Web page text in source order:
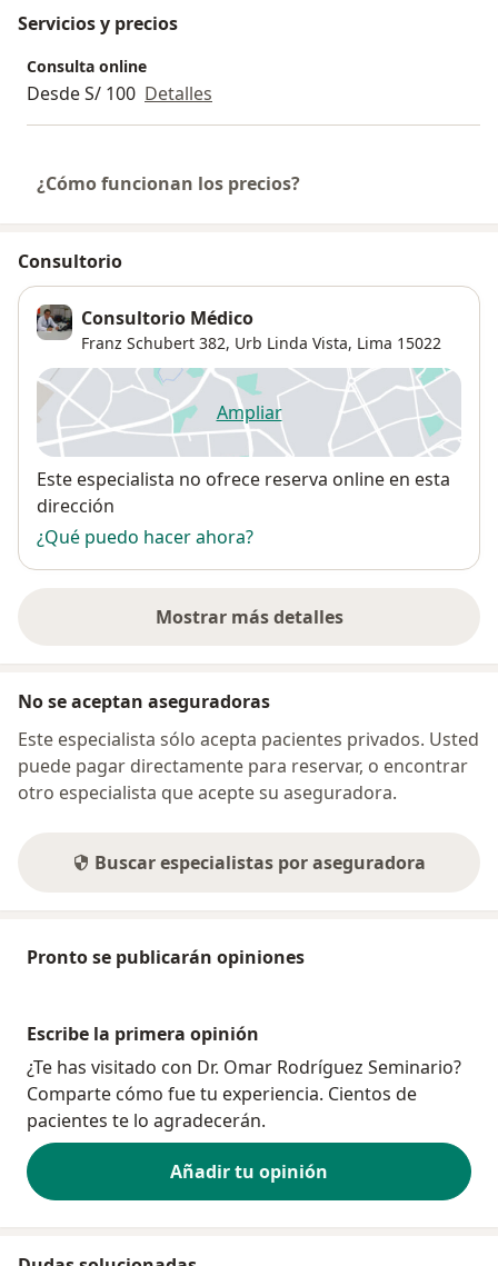
Servicios y precios
Consulta online
Desde S/ 100 Detalles
¿Cómo funcionan los precios?
Consultorio
Consultorio Médico
Franz Schubert 382, Urb Linda Vista, Lima 15022
Ampliarse abre en una nueva
Disponibilidad
Este especialista no ofrece reserva online en esta
dirección
¿Qué puedo hacer ahora?
Mostrar más detalles
sobre la dirección
No se aceptan aseguradoras
Este especialista sólo acepta pacientes privados. Usted
puede pagar directamente para reservar, o encontrar
otro especialista que acepte su aseguradora.
Buscar especialistas por aseguradora
Pronto se publicarán opiniones
Escribe la primera opinión
¿Te has visitado con Dr. Omar Rodríguez Seminario?
Comparte cómo fue tu experiencia. Cientos de
pacientes te lo agradecerán.
Añadir tu opinión